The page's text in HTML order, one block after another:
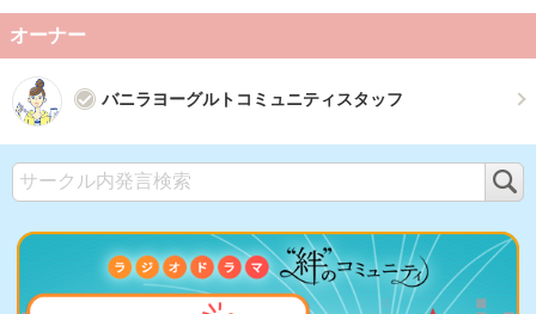
オーナー
バニラヨーグルトコミュニティスタッフ
索